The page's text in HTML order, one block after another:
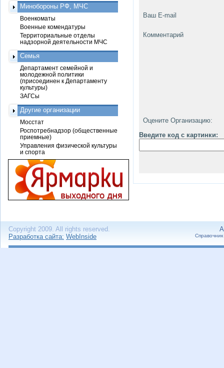
Ваш E-mail
Комментарий
Оцените Организацию:
Введите код с картинки:
Минобороны РФ, МЧС
Военкоматы
Военные комендатуры
Территориальные отделы
надзорной деятельности МЧС
Семья
Департамент семейной и
молодежной политики
(присоединен к Департаменту
культуры)
ЗАГСы
Другие организации
Мосстат
Роспотребнадзор (общественные
приемные)
Управления физической культуры
и спорта
Copyright 2009. All rights reserved.
Разработка сайта: WebInside